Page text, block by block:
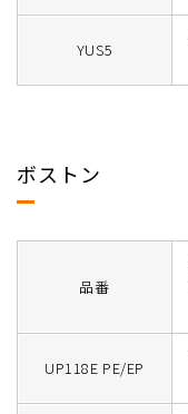
YUS5
ボストン
品番
UP118E PE/EP